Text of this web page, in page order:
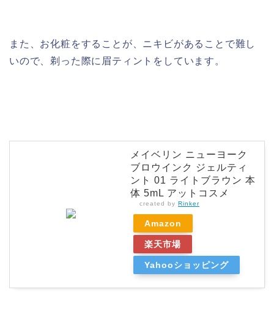
また、お化粧をすることが、ニキビがあることで難し
いので、剃った際に眉ティントをしています。
メイベリン ニューヨーク
ブロウインク ジェルティ
ント 01 ライトブラウン 本
体 5mL アットコスメ
created by Rinker
Amazon
楽天市場
Yahooショッピング